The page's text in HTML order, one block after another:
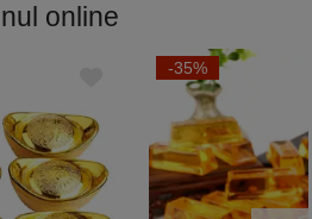
online
-35%